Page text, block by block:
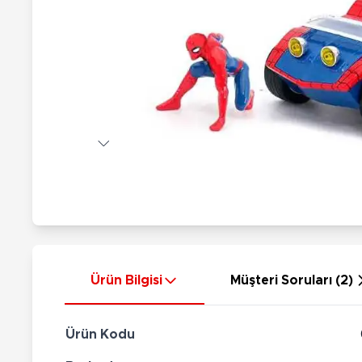
Silahlar
Silah Setleri
Kılıç Setleri
Ok Setleri
Ürün Bilgisi Müşteri Soruları (2)
Ürün Kodu